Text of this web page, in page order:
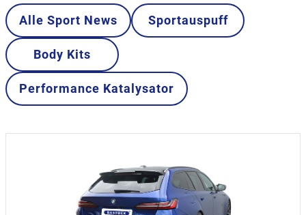
Alle Sport News Sportauspuff
Body Kits
Performance Katalysator